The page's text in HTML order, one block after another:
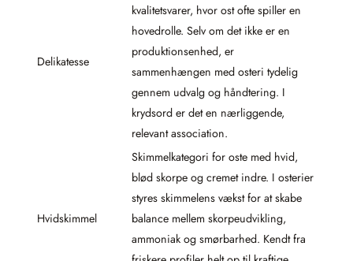
Delikatesse
kvalitetsvarer, hvor ost ofte spiller en
hovedrolle. Selv om det ikke er en
produktionsenhed, er
sammenhængen med osteri tydelig
gennem udvalg og håndtering. I
krydsord er det en nærliggende,
relevant association.
Hvidskimmel
Skimmelkategori for oste med hvid,
blød skorpe og cremet indre. I osterier
styres skimmelens vækst for at skabe
balance mellem skorpeudvikling,
ammoniak og smørbarhed. Kendt fra